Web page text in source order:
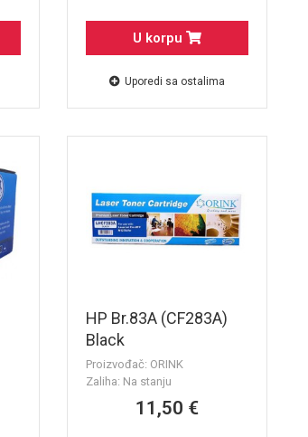
U korpu
Uporedi sa ostalima
HP Br.83A (CF283A)
Black
Proizvođač: ORINK
Zaliha: Na stanju
11,50 €